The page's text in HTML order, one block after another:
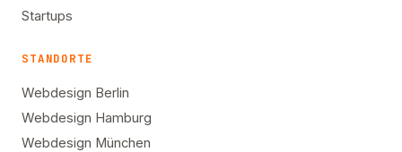
Startups
STANDORTE
Webdesign Berlin
Webdesign Hamburg
Webdesign München